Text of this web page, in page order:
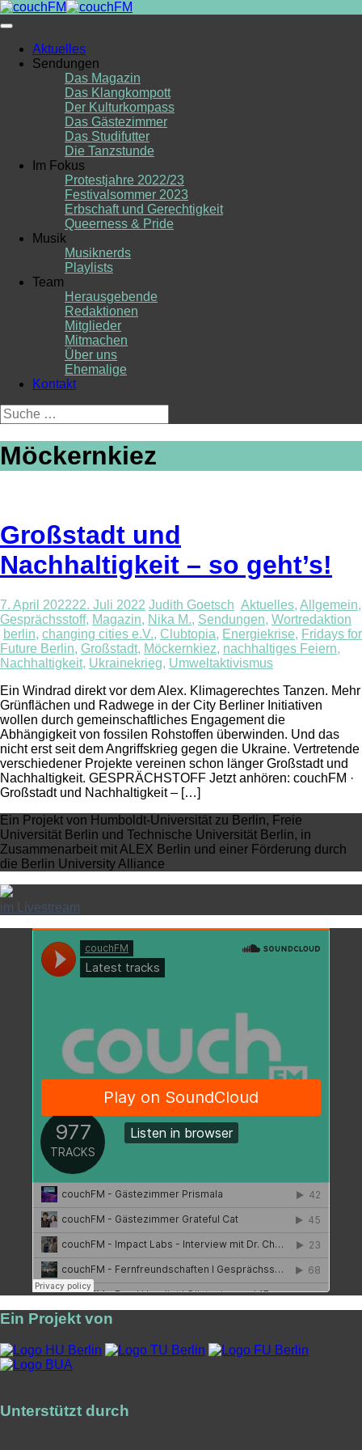
Skip
to
Aktuelles
Sendungen
Das Magazin
Das Klangkompott
Der Kulturkompass
Das Gästezimmer
Das Studifutter
Die Tanzstunde
Im Fokus
Protestjahre 2022/23
Festivalsommer 2023
Erbschaft und Gerechtigkeit
Queerness & Pride
Musik
Musiknerds
Playlists
Team
Herausgebende
Redaktionen
Mitglieder
Mitmachen
Über uns
Ehemalige
Kontakt
Suche
nach:
Möckernkiez
Großstadt und
Nachhaltigkeit – so geht’s!
7. April 202222. Juli 2022 Judith Goetsch Aktuelles, Allgemein,
Gesprächsstoff, Magazin, Nika M., Sendungen, Wortredaktion
berlin, changing cities e.V., Clubtopia, Energiekrise, Fridays for
Future Berlin, Großstadt, Möckernkiez, nachhaltiges Feiern,
Nachhaltigkeit, Ukrainekrieg, Umweltaktivismus
Ein Windrad direkt vor dem Alex. Klimagerechtes Tanzen. Mehr
Grünflächen und Radwege in der City Berliner Initiativen
wollen durch gemeinschaftliches Engagement die
Abhängigkeit von fossilen Rohstoffen überwinden. Und das
nicht erst seit dem Angriffskrieg gegen die Ukraine. Vertretende
verschiedener Projekte vereinen schon länger Großstadt und
Nachhaltigkeit. GESPRÄCHSTOFF Jetzt anhören: couchFM ·
Großstadt und Nachhaltigkeit – […]
Ein Projekt von Humboldt-Universität zu Berlin, Freie
Universität Berlin und Technische Universität Berlin, in
Zusammenarbeit mit ALEX Berlin und einer Förderung durch
die Berlin University Alliance
im Livestream
Ein Projekt von
Unterstützt durch